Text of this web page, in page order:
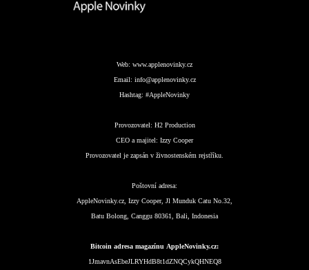
Web: www.applenovinky.cz
Email: info@applenovinky.cz
Hashtag: #AppleNovinky
Provozovatel: H2 Production
CEO a majitel: Izzy Cooper
Provozovatel je zapsán v živnostenském rejstříku.
Poštovní adresa:
AppleNovinky.cz, Izzy Cooper, Jl Munduk Catu No.32,
Batu Bolong, Canggu 80361, Bali, Indonesia
Bitcoin adresa magazínu AppleNovinky.cz:
1JmavnAsEbeJLRYHdB8t1dZNQCykQHNEQ8